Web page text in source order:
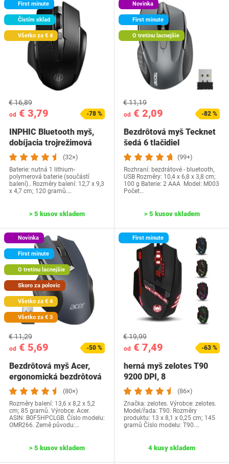
First minute
Čistím sklad
Všetko za € 4
od € 3,79
€ 16,89
-78 %
INPHIC Bluetooth myš,
dobíjacia trojrežimová
Bluetooth…
(32×)
Baterie: nutná 1 lithium-
polymerová baterie (součástí
balení).. Rozměry balení: 12,7 x 9,3
x 4,7 cm; 120 gramů.…
> 5 kusov skladem
Novinka
First minute
O tretinu lacnejšie
od € 2,09
€ 11,19
-82 %
Bezdrôtová myš Tecknet
šedá 6 tlačidiel
(99+)
Rozhraní: bezdrátové - bluetooth,
USB Rozměry: ‎10,4 x 6,8 x 3,8 cm;
100 g Baterie‎: 2 AAA Model: ‎M003
Počet…
> 5 kusov skladem
Novinka
First minute
O tretinu lacnejšie
Skoro za polovic
Všetko za € 4
Všetko za € 3
od € 5,69
€ 11,29
-50 %
Bezdrôtová myš Acer,
ergonomická bezdrôtová
myš 2,4 GHz s…(80×)
Rozměry balení: 13,6 x 8,2 x 5,2
cm; 85 gramů. Výrobce: Acer.
ASIN: B0F5HPCLGB. Číslo modelu:
OMR266. Země původu:…
> 5 kusov skladem
First minute
od € 7,49
€ 19,99
-63 %
herná myš zelotes T90
9200 DPI, 8
programovateľných…
(86×)
Značka: zelotes. Výrobce: zelotes.
Model/řada: T90. Rozměry
produktu: 13 x 8,1 x 0,25 cm; 145
gramů Číslo modelu: T90.…
4 kusy skladem